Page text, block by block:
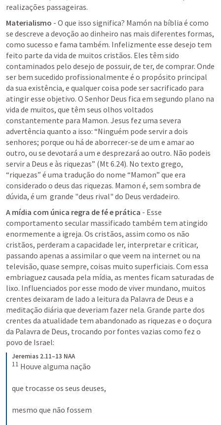
realizações passageiras.
Materialismo - O que isso significa? Mamón na bíblia é como
se descreve a devoção ao dinheiro nas mais diferentes formas,
como sucesso e fama também. Infelizmente esse desejo tem
feito parte da vida de muitos cristãos. Eles têm sido
contaminados pelo desejo de possuir, de ter, de comprar. Onde
ser bem sucedido profissionalmente é o propósito principal
da sua existência, e qualquer coisa pode ser sacrificado para
atingir esse objetivo. O Senhor Deus fica em segundo plano na
vida de muitos, que têm seus olhos voltados
constantemente para Mamon. Jesus fez uma severa
advertência quanto a isso: “Ninguém pode servir a dois
senhores; porque ou há de aborrecer-se de um e amar ao
outro, ou se devotará a um e desprezará ao outro. Não podeis
servir a Deus e às riquezas” (Mt 6.24). No texto grego,
“riquezas” é uma tradução do nome “Mamon” que era
considerado o deus das riquezas. Mamon é, sem sombra de
dúvida, é um  grande "deus rival" do Deus verdadeiro.
A mídia com única regra de fé e prática - Esse
comportamento secular massificado também tem atingido
enormemente a igreja. Os cristãos, assim como os não
cristãos, perderam a capacidade ler, interpretar e criticar,
passando apenas a assimilar o que veem na internet ou na
televisão, quase sempre, coisas muito superficiais. Com essa
embriaguez causada pela mídia, as mentes ficam saturadas de
lixo. Influenciados por esse modo de viver mundano, muitos
crentes deixaram de lado a leitura da Palavra de Deus e a
meditação diária que deveriam fazer nela. Grande parte dos
crentes da atualidade tem abandonado as riquezas e o doçura
da Palavra de Deus, trocando por fontes vazias como fez o
povo de Israel:
Jeremias 2.11–13 NAA
11 Houve alguma nação
que trocasse os seus deuses,
mesmo que não fossem